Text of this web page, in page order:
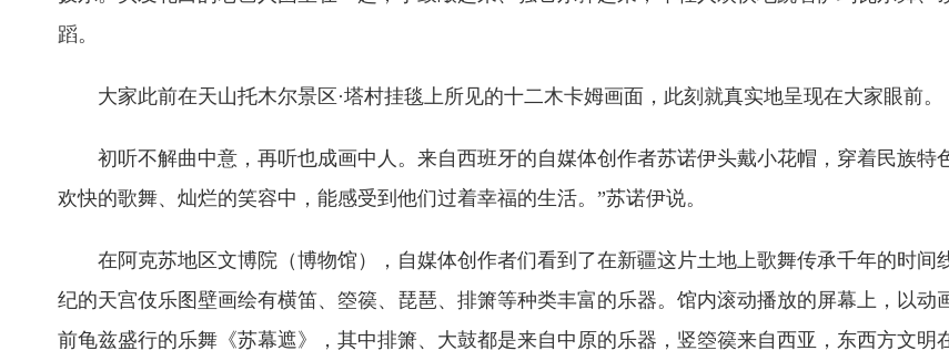
蹈。
大家此前在天山托木尔景区·塔村挂毯上所见的十二木卡姆画面，此刻就真实地呈现在大家眼前。
初听不解曲中意，再听也成画中人。来自西班牙的自媒体创作者苏诺伊头戴小花帽，穿着民族
欢快的歌舞、灿烂的笑容中，能感受到他们过着幸福的生活。”苏诺伊说。
在阿克苏地区文博院（博物馆），自媒体创作者们看到了在新疆这片土地上歌舞传承千年的时
纪的天宫伎乐图壁画绘有横笛、箜篌、琵琶、排箫等种类丰富的乐器。馆内滚动播放的屏幕上，以
前龟兹盛行的乐舞《苏幕遮》，其中排箫、大鼓都是来自中原的乐器，竖箜篌来自西亚，东西方文明